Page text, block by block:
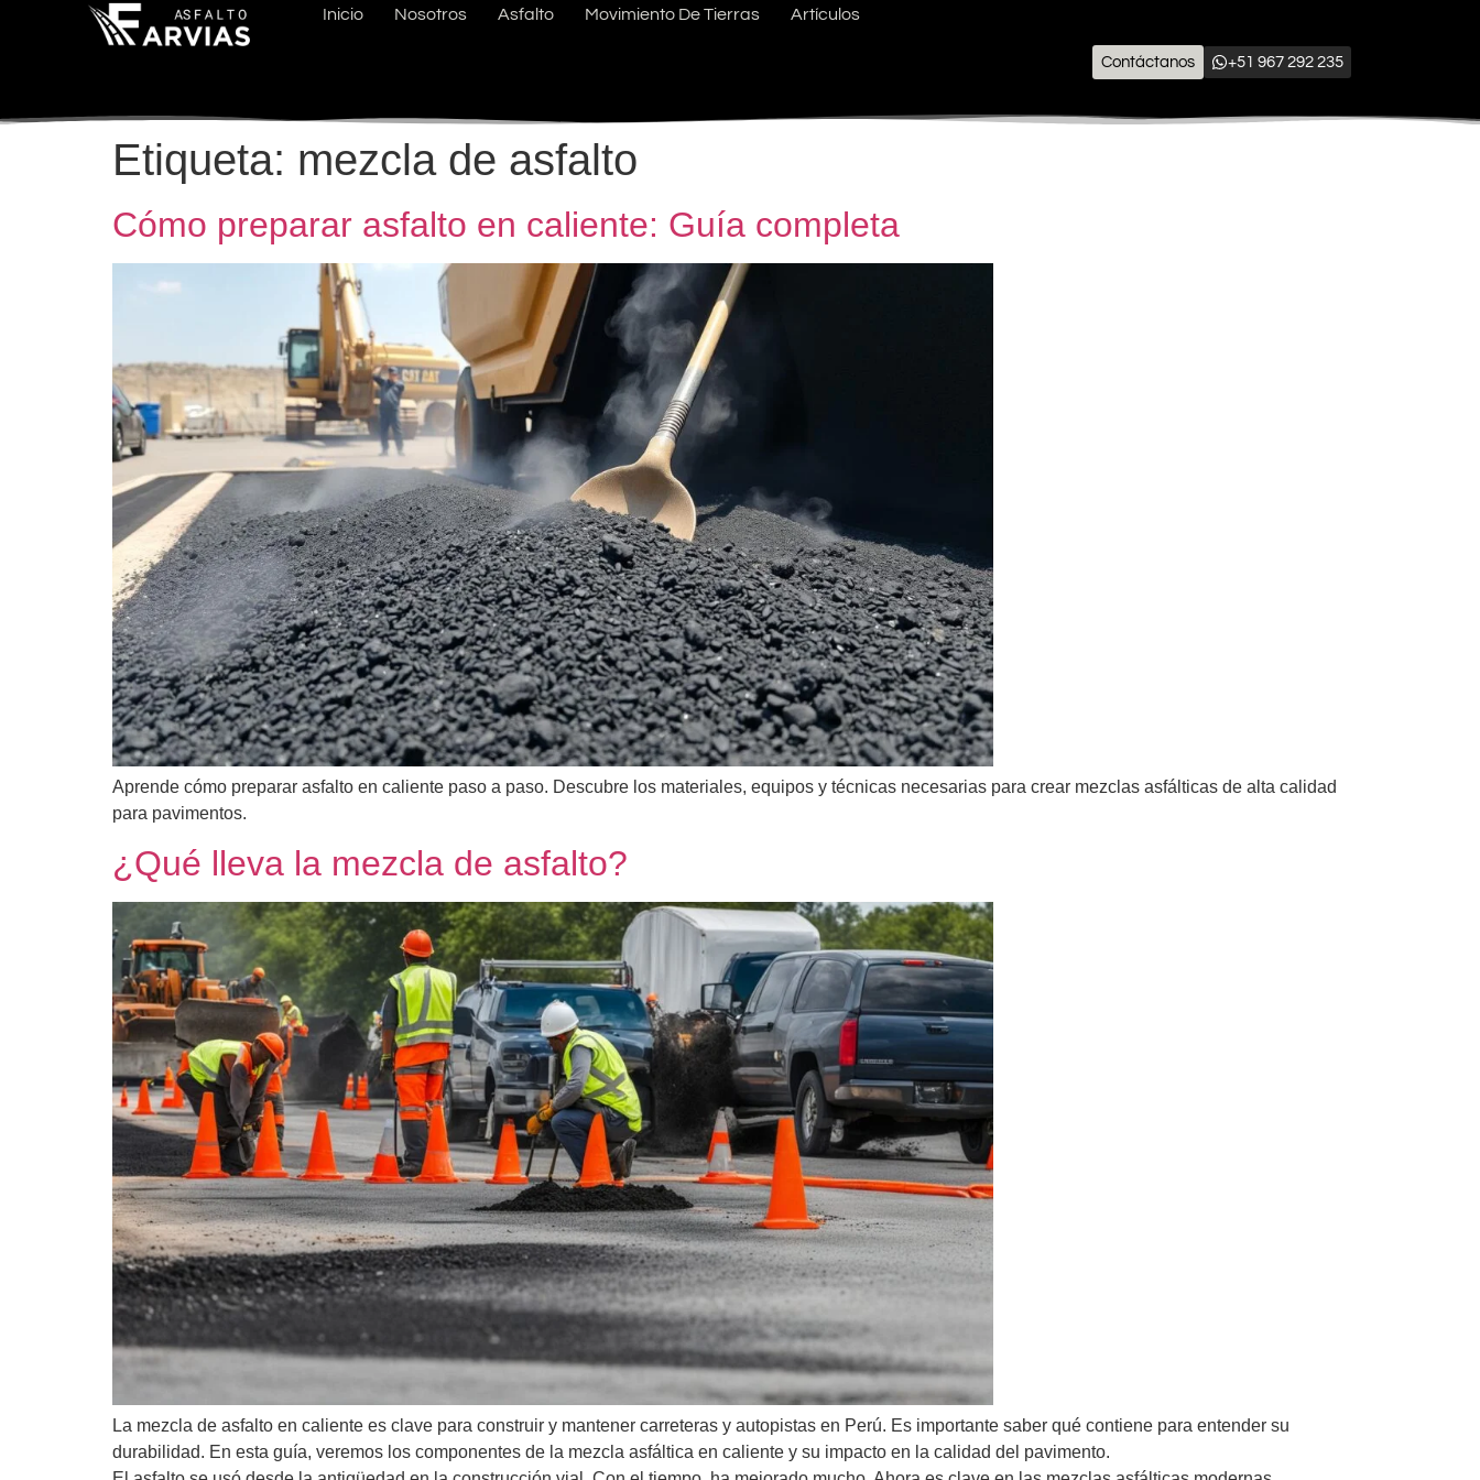
Inicio Nosotros Asfalto Movimiento De Tierras Artículos
Contáctanos +51 967 292 235
Etiqueta: mezcla de asfalto
Cómo preparar asfalto en caliente: Guía completa
Aprende cómo preparar asfalto en caliente paso a paso. Descubre los materiales, equipos y técnicas necesarias para crear mezclas asfálticas de alta calidad
para pavimentos.
¿Qué lleva la mezcla de asfalto?
La mezcla de asfalto en caliente es clave para construir y mantener carreteras y autopistas en Perú. Es importante saber qué contiene para entender su
durabilidad. En esta guía, veremos los componentes de la mezcla asfáltica en caliente y su impacto en la calidad del pavimento.